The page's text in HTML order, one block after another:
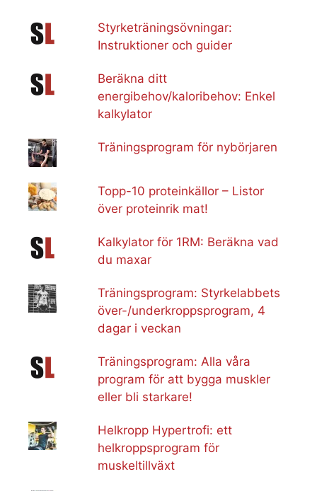
Styrketräningsövningar:
Instruktioner och guider
Beräkna ditt
energibehov/kaloribehov: Enkel
kalkylator
Träningsprogram för nybörjaren
Topp-10 proteinkällor – Listor
över proteinrik mat!
Kalkylator för 1RM: Beräkna vad
du maxar
Träningsprogram: Styrkelabbets
över-/underkroppsprogram, 4
dagar i veckan
Träningsprogram: Alla våra
program för att bygga muskler
eller bli starkare!
Helkropp Hypertrofi: ett
helkroppsprogram för
muskeltillväxt